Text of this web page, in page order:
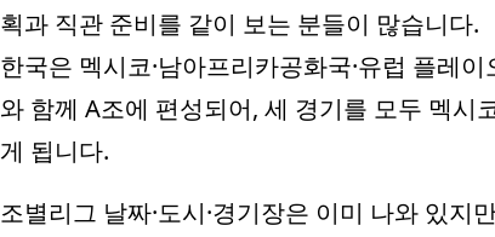
획과 직관 준비를 같이 보는 분들이 많습니다.
한국은 멕시코·남아프리카공화국·유럽 플레
와 함께 A조에 편성되어, 세 경기를 모두 멕시
게 됩니다.
조별리그 날짜·도시·경기장은 이미 나와 있지